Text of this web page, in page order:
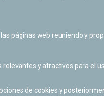
páginas web reuniendo y
y atractivos para el
de cookies y